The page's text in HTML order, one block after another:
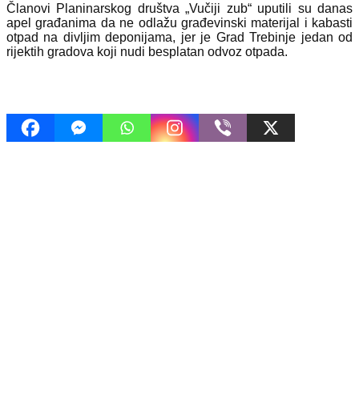
Članovi Planinarskog društva „Vučiji zub“ uputili su danas
apel građanima da ne odlažu građevinski materijal i kabasti
otpad na divljim deponijama, jer je Grad Trebinje jedan od
rijektih gradova koji nudi besplatan odvoz otpada.